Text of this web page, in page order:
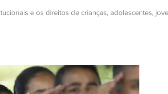
e os direitos de crianças, adolescentes,